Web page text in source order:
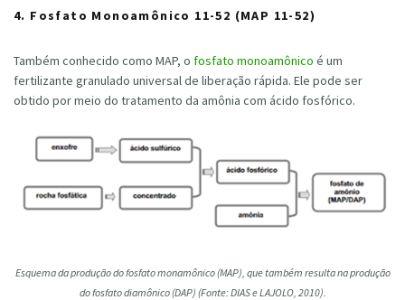
4. Fosfato Monoamônico 11-52 (MAP 11-52)
Também conhecido como MAP, o fosfato monoamônico é um
fertilizante granulado universal de liberação rápida. Ele pode ser
obtido por meio do tratamento da amônia com ácido fosfórico.
Esquema da produção do fosfato monamônico (MAP), que também resulta na produção
do fosfato diamônico (DAP) (Fonte: DIAS e LAJOLO, 2010).